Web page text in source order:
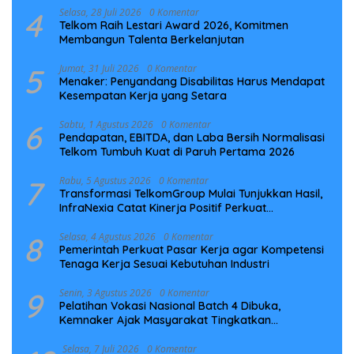
4 Selasa, 28 Juli 2026 0 Komentar
Telkom Raih Lestari Award 2026, Komitmen
Membangun Talenta Berkelanjutan
5 Jumat, 31 Juli 2026 0 Komentar
Menaker: Penyandang Disabilitas Harus Mendapat
Kesempatan Kerja yang Setara
6 Sabtu, 1 Agustus 2026 0 Komentar
Pendapatan, EBITDA, dan Laba Bersih Normalisasi
Telkom Tumbuh Kuat di Paruh Pertama 2026
7 Rabu, 5 Agustus 2026 0 Komentar
Transformasi TelkomGroup Mulai Tunjukkan Hasil,
InfraNexia Catat Kinerja Positif Perkuat
8 Selasa, 4 Agustus 2026 0 Komentar
Pemerintah Perkuat Pasar Kerja agar Kompetensi
Tenaga Kerja Sesuai Kebutuhan Industri
9 Senin, 3 Agustus 2026 0 Komentar
Pelatihan Vokasi Nasional Batch 4 Dibuka,
Kemnaker Ajak Masyarakat Tingkatkan
Selasa, 7 Juli 2026 0 Komentar